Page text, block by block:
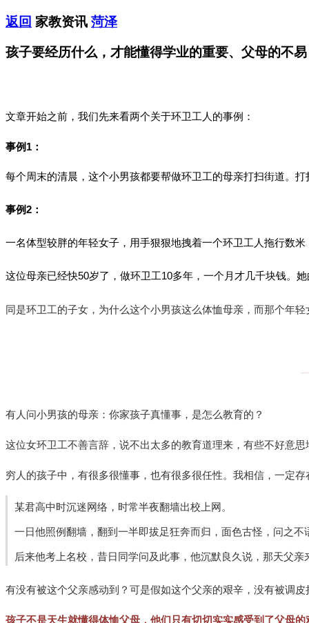
返回 家教资讯 菏泽
孩子要经历什么，才能懂得学业的重要、父母的不
文章开始之前，我们先来看两个关于环卫工人的事例：
事例1：
每个周末的清晨，这个小男孩都要帮做环卫工的母亲打扫街道。
事例2：
一名体型较胖的年轻女子，用手狠狠地拽着一个环卫工人拖行数
这位母亲已经快50岁了，做环卫工10多年，一个月才几千块钱
同是环卫工的子女，为什么这个小男孩这么体恤母亲，而那个年轻
有人问小男孩的母亲：你家孩子真懂事，是怎么教育的？
这位女环卫工不善言辞，说不出太多的教育道理来，有些不好意思
穷人的孩子中，有很多很懂事，也有很多很任性。我相信，一定
某君高中时沉迷网络，时常半夜翻墙出校上网。
一日他照例翻墙，翻到一半即拔足狂奔而归，面色古怪，问之不
后来他考上名校，昔日同学问及此事，他沉默良久说，那天父
有没有被这个父亲感动到？可是假如这个父亲的艰辛，没有被调
孩子不是天生就懂得体恤父母，他们只有切切实实感受到了父母